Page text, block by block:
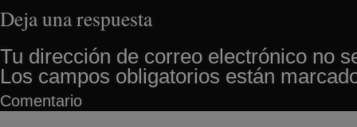
Deja una respuesta
Tu dirección de correo electrónico no
Los campos obligatorios están
Comentario